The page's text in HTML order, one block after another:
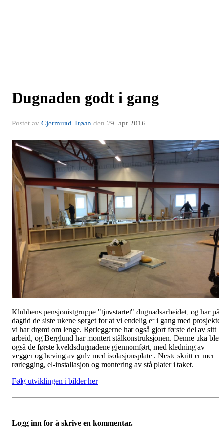
Dugnaden godt i gang
Postet av Gjermund Trøan den 29. apr 2016
Klubbens pensjonistgruppe "tjuvstartet" dugnadsarbeidet, og har på
dagtid de siste ukene sørget for at vi endelig er i gang med
vi har drømt om lenge. Rørleggerne har også gjort første del av sitt
arbeid, og Berglund har montert stålkonstruksjonen. Denne uka ble
også de første kveldsdugnadene gjennomført, med kledning av
vegger og heving av gulv med isolasjonsplater. Neste skritt er mer
rørlegging, el-installasjon og montering av stålplater i taket.
Følg utviklingen i bilder her
Logg inn for å skrive en kommentar.